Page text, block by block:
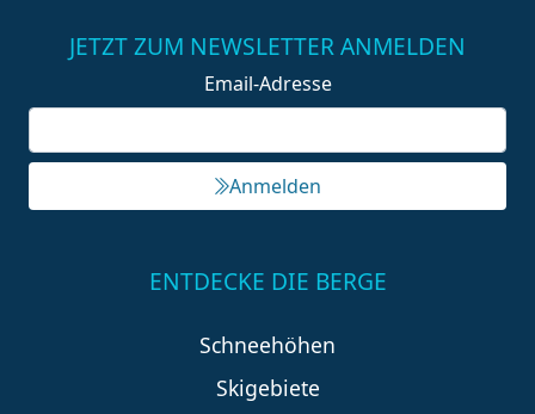
JETZT ZUM NEWSLETTER ANMELDEN
Email-Adresse
Anmelden
ENTDECKE DIE BERGE
Schneehöhen
Skigebiete